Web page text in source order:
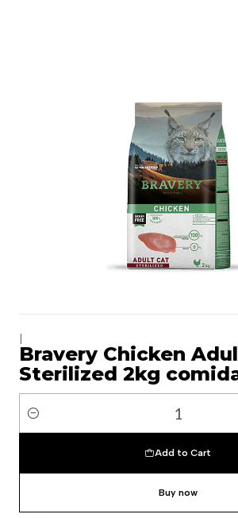
Bravery Chicken
Sterilized 2kg
Quantity
Add to Cart
Buy now